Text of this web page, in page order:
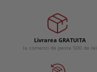
Livrarea GRATUITA
la comenzi de peste 500 de lei